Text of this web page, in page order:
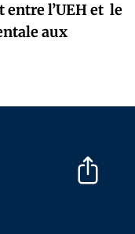
entre l’UEH et le
aux